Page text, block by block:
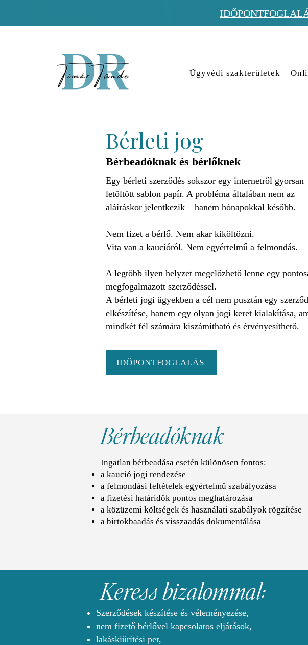
Ügyvédi szakterületek
Bérleti jog
Bérbeadóknak és bérlőknek
Egy bérleti szerződés sokszor egy internetről gyorsan
letöltött sablon papír. A probléma általában nem az
aláíráskor jelentkezik – hanem hónapokkal később.
Nem fizet a bérlő. Nem akar kiköltözni.
Vita van a kaucióról. Nem egyértelmű a felmondás.
A legtöbb ilyen helyzet megelőzhető lenne egy
megfogalmazott szerződéssel.
A bérleti jogi ügyekben a cél nem pusztán egy
elkészítése, hanem egy olyan jogi keret kialakítása,
mindkét fél számára kiszámítható és érvényesíthető.
IDŐPONTFOGLALÁS
Bérbeadóknak
Ingatlan bérbeadása esetén különösen fontos:
a kaució jogi rendezése
a felmondási feltételek egyértelmű szabályozása
a fizetési határidők pontos meghatározása
a közüzemi költségek és használati szabályok rögzítése
a birtokbaadás és visszaadás dokumentálása
Keress bizalommal:
Szerződések készítése és véleményezése,
nem fizető bérlővel kapcsolatos eljárások,
lakáskiürítési per,